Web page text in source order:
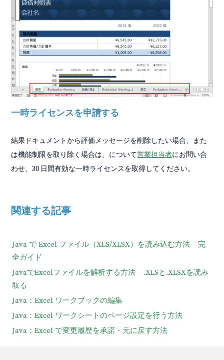
一時ライセンスを申請する
結果ドキュメントから評価メッセージを削除したい場合、また
は機能制限を取り除く場合は、について営業担当者にお問い合
わせ、30 日間有効な一時ライセンスを取得してください。
関連する記事
Java で Excel ファイル（XLS/XLSX）を読み込む方法 – 完
全ガイド
JavaでExcelファイルを解析する方法 – .XLSと.XLSXを読み
取る
Java：Excel ワークブックの編集
Java：Excel ワークシートのページ設定を行う方法
Java：Excel で変更履歴を承諾・元に戻す方法